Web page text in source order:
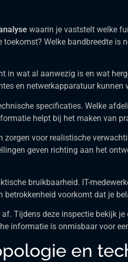
waarin je vaststelt welke
Welke bandbreedte
wat al aanwezig is en wat
en netwerkapparatuur kunnen
specificaties. Welke
helpt bij het maken van
voor realistische
geven richting aan het
bruikbaarheid. IT-
voorkomt dat je
Tijdens deze inspectie bekijk
informatie is onmisbaar voor
en